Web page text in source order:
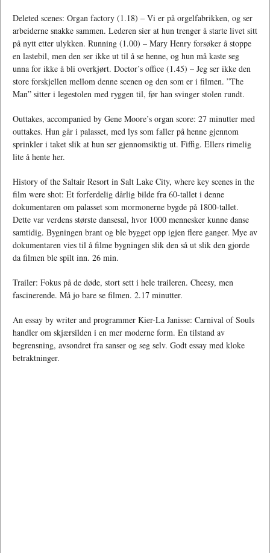
Deleted scenes: Organ factory (1.18) – Vi er på orgelfabrikken, og ser
arbeiderne snakke sammen. Lederen sier at hun trenger å starte livet sitt
på nytt etter ulykken. Running (1.00) – Mary Henry forsøker å stoppe
en lastebil, men den ser ikke ut til å se henne, og hun må kaste seg
unna for ikke å bli overkjørt. Doctor’s office (1.45) – Jeg ser ikke den
store forskjellen mellom denne scenen og den som er i filmen. ”The
Man” sitter i legestolen med ryggen til, før han svinger stolen rundt.
Outtakes, accompanied by Gene Moore’s organ score: 27 minutter med
outtakes. Hun går i palasset, med lys som faller på henne gjennom
sprinkler i taket slik at hun ser gjennomsiktig ut. Fiffig. Ellers rimelig
lite å hente her.
History of the Saltair Resort in Salt Lake City, where key scenes in the
film were shot: Et forferdelig dårlig bilde fra 60-tallet i denne
dokumentaren om palasset som mormonerne bygde på 1800-tallet.
Dette var verdens største dansesal, hvor 1000 mennesker kunne danse
samtidig. Bygningen brant og ble bygget opp igjen flere ganger. Mye av
dokumentaren vies til å filme bygningen slik den så ut slik den gjorde
da filmen ble spilt inn. 26 min.
Trailer: Fokus på de døde, stort sett i hele traileren. Cheesy, men
fascinerende. Må jo bare se filmen. 2.17 minutter.
An essay by writer and programmer Kier-La Janisse: Carnival of Souls
handler om skjærsilden i en mer moderne form. En tilstand av
begrensning, avsondret fra sanser og seg selv. Godt essay med kloke
betraktninger.